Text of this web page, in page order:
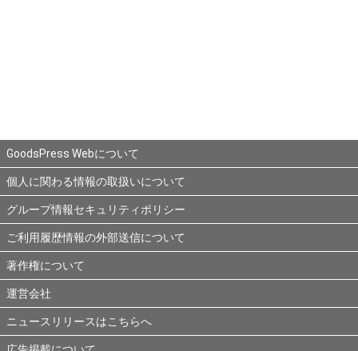
GoodsPress Webについて
個人に関わる情報の取扱いについて
グループ情報セキュリティポリシー
ご利用履歴情報の外部送信について
著作権について
運営会社
ニュースリリースはこちらへ